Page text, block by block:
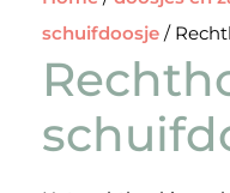
schuifdoosje /